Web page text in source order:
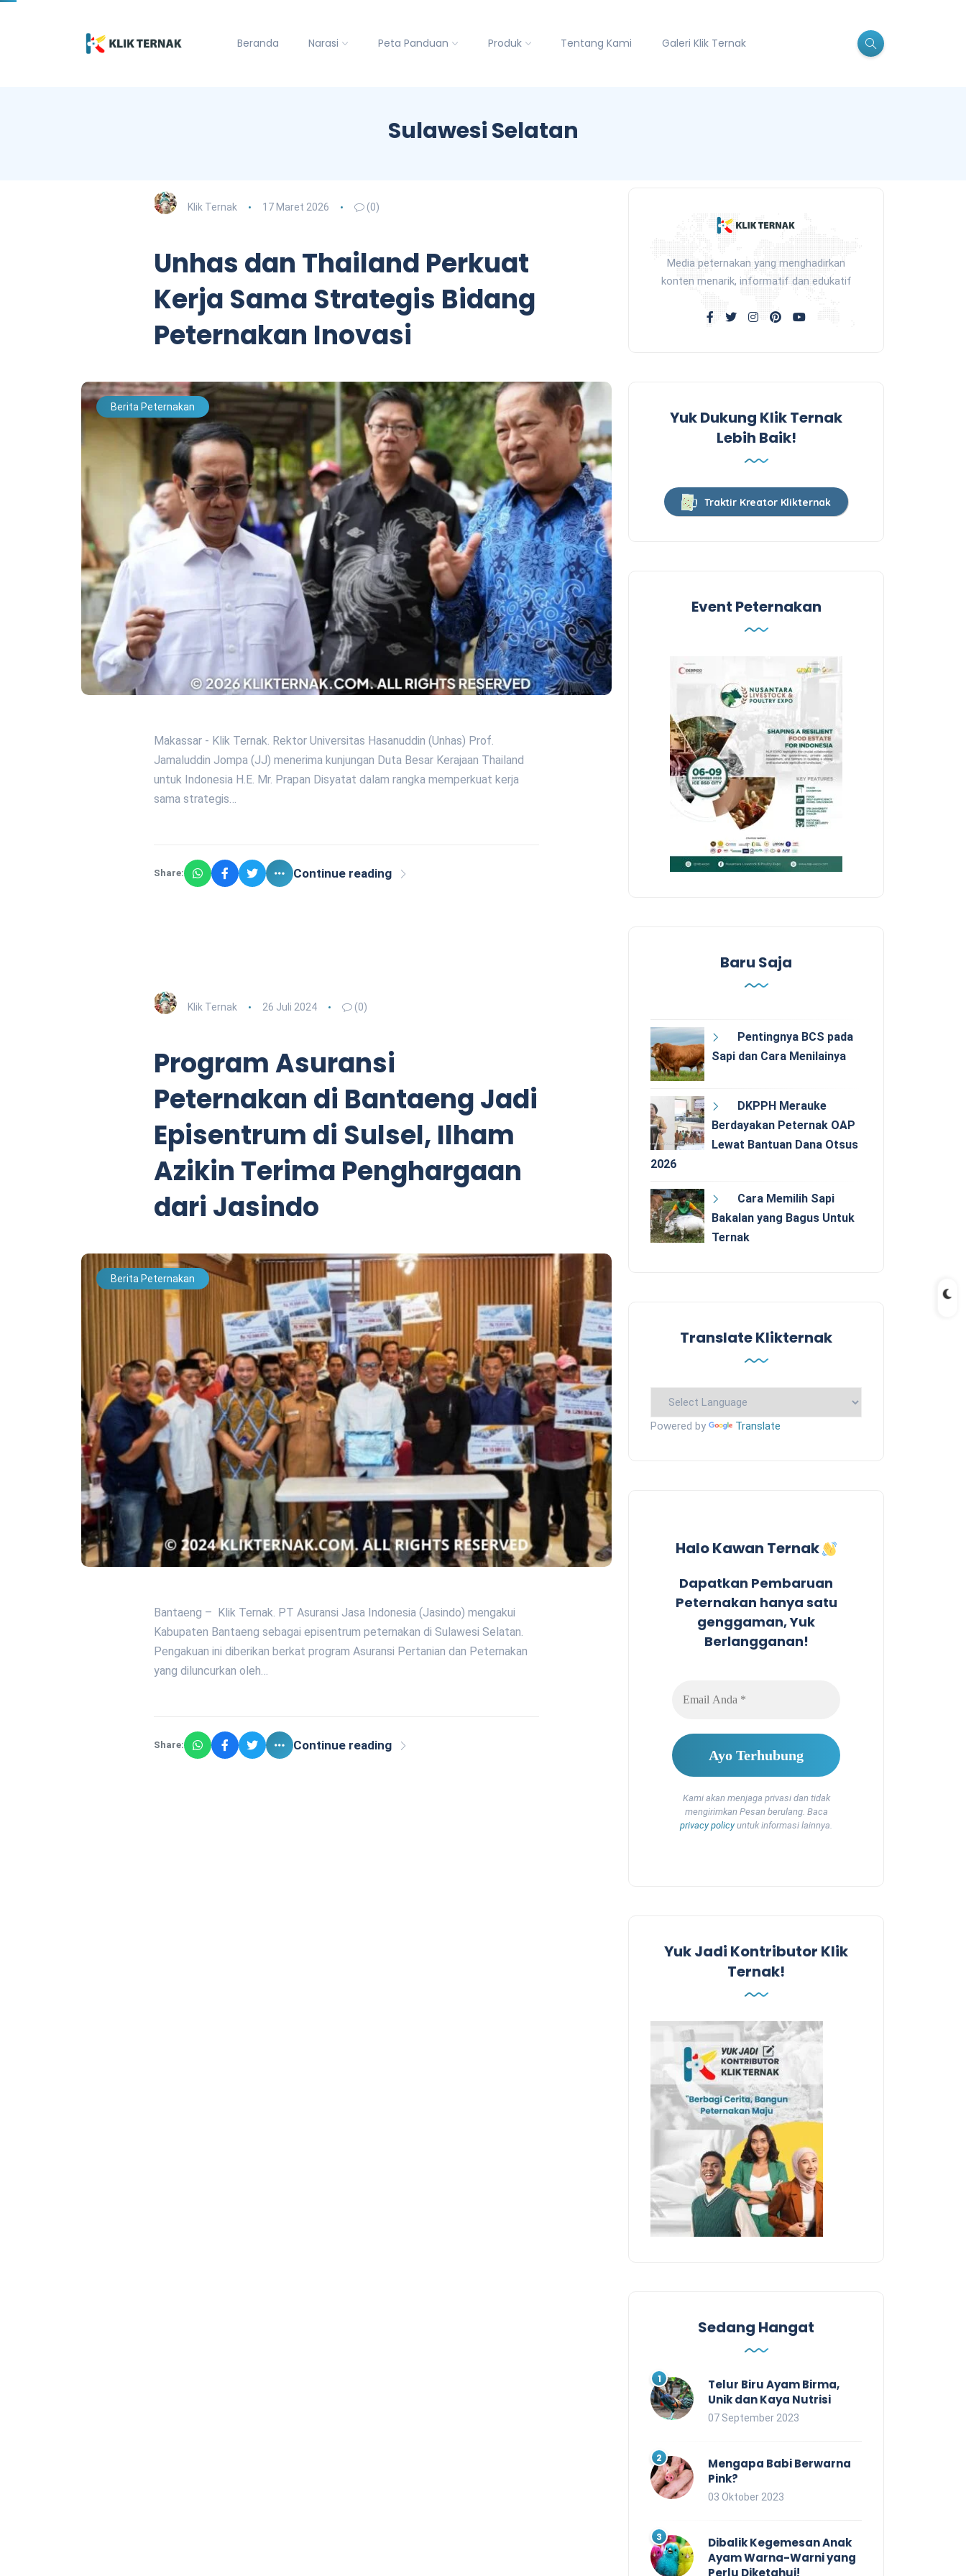
Beranda Narasi Peta Panduan Produk Tentang Kami Galeri Klik Ternak
Sulawesi Selatan
Klik Ternak 17 Maret 2026 (0)
Unhas dan Thailand Perkuat
Kerja Sama Strategis Bidang
Peternakan Inovasi
Berita Peternakan
Makassar - Klik Ternak. Rektor Universitas Hasanuddin (Unhas) Prof.
Jamaluddin Jompa (JJ) menerima kunjungan Duta Besar Kerajaan Thailand
untuk Indonesia H.E. Mr. Prapan Disyatat dalam rangka memperkuat kerja
sama strategis…
Share: Continue reading
Klik Ternak 26 Juli 2024 (0)
Program Asuransi
Peternakan di Bantaeng Jadi
Episentrum di Sulsel, Ilham
Azikin Terima Penghargaan
dari Jasindo
Berita Peternakan
Bantaeng – Klik Ternak. PT Asuransi Jasa Indonesia (Jasindo) mengakui
Kabupaten Bantaeng sebagai episentrum peternakan di Sulawesi Selatan.
Pengakuan ini diberikan berkat program Asuransi Pertanian dan Peternakan
yang diluncurkan oleh…
Share: Continue reading
Media peternakan yang menghadirkan
konten menarik, informatif dan edukatif
Yuk Dukung Klik Ternak
Lebih Baik!
Traktir Kreator Klikternak
Event Peternakan
Baru Saja
Pentingnya BCS pada
Sapi dan Cara Menilainya
DKPPH Merauke
Berdayakan Peternak OAP
Lewat Bantuan Dana Otsus
2026
Cara Memilih Sapi
Bakalan yang Bagus Untuk
Ternak
Translate Klikternak
Powered by Translate
Halo Kawan Ternak
Dapatkan Pembaruan
Peternakan hanya satu
genggaman, Yuk
Berlangganan!
Kami akan menjaga privasi dan tidak
mengirimkan Pesan berulang. Baca
privacy policyuntuk informasi lainnya.
Yuk Jadi Kontributor Klik
Ternak!
Sedang Hangat
Telur Biru Ayam Birma,
Unik dan Kaya Nutrisi
07 September 2023
Mengapa Babi Berwarna
Pink?
03 Oktober 2023
Dibalik Kegemesan Anak
Ayam Warna-Warni yang
Perlu Diketahui!